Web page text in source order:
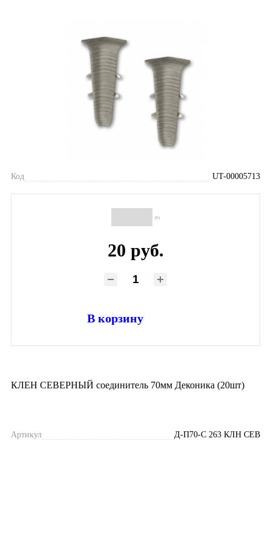
Код UT-00005713
(0)
20 руб.
В корзину
КЛЕН СЕВЕРНЫЙ соединитель 70мм Деконика (20шт)
Артикул Д-П70-С 263 КЛН СЕВ